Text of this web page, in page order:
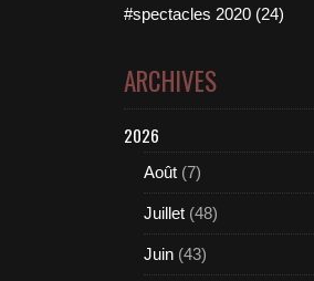
#spectacles 2020 (24)
ARCHIVES
2026
Août (7)
Juillet (48)
Juin (43)